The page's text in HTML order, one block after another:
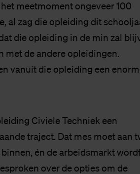
meetmoment ongeveer 100
al zag die opleiding dit
die opleiding in de min zal
met de andere opleidingen.
vanuit die opleiding een
Civiele Techniek een
traject. Dat mes moet aan
én de arbeidsmarkt
over de opties om de